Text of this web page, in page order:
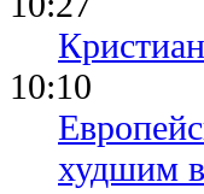
10:10
худшим